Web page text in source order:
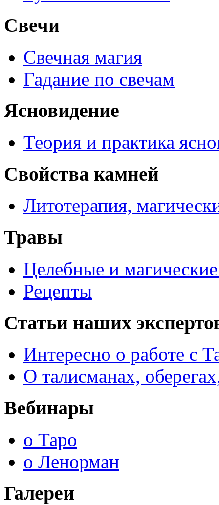
Свечи
Свечная магия
Гадание по свечам
Ясновидение
Теория и практика
Свойства камней
Литотерапия,
Травы
Целебные и магические
Рецепты
Статьи наших
Интересно о работе с
О талисманах,
Вебинары
о Таро
о Ленорман
Галереи